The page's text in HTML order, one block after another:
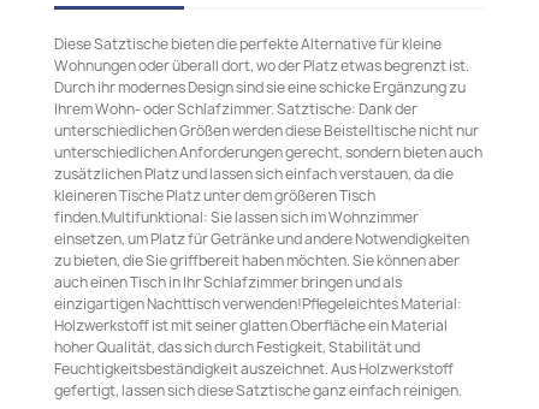
Diese Satztische bieten die perfekte Alternative für kleine
Wohnungen oder überall dort, wo der Platz etwas begrenzt ist.
Durch ihr modernes Design sind sie eine schicke Ergänzung zu
Ihrem Wohn- oder Schlafzimmer. Satztische: Dank der
unterschiedlichen Größen werden diese Beistelltische nicht nur
unterschiedlichen Anforderungen gerecht, sondern bieten auch
zusätzlichen Platz und lassen sich einfach verstauen, da die
kleineren Tische Platz unter dem größeren Tisch
finden.Multifunktional: Sie lassen sich im Wohnzimmer
einsetzen, um Platz für Getränke und andere Notwendigkeiten
zu bieten, die Sie griffbereit haben möchten. Sie können aber
auch einen Tisch in Ihr Schlafzimmer bringen und als
einzigartigen Nachttisch verwenden!Pflegeleichtes Material:
Holzwerkstoff ist mit seiner glatten Oberfläche ein Material
hoher Qualität, das sich durch Festigkeit, Stabilität und
Feuchtigkeitsbeständigkeit auszeichnet. Aus Holzwerkstoff
gefertigt, lassen sich diese Satztische ganz einfach reinigen.